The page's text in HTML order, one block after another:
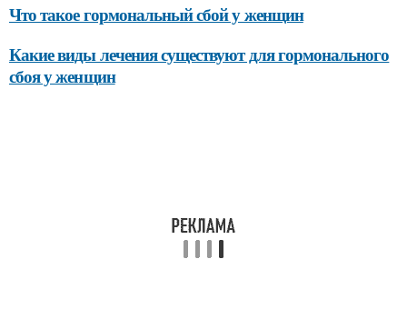
Что такое гормональный сбой у женщин
Какие виды лечения существуют для гормонального
сбоя у женщин